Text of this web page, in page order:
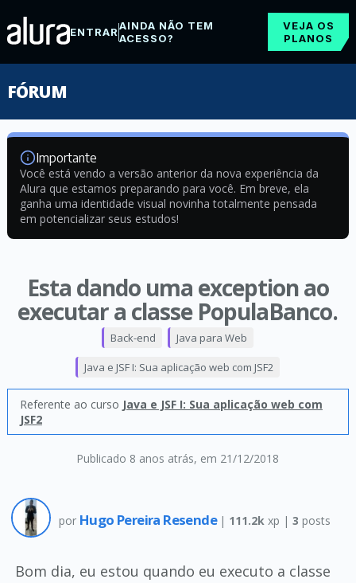
ENTRARAINDA NÃO TEM
ACESSO?
VEJA OS
PLANOS
FÓRUM
Importante
Você está vendo a versão anterior da nova experiência da
Alura que estamos preparando para você. Em breve, ela
ganha uma identidade visual novinha totalmente pensada
em potencializar seus estudos!
Esta dando uma exception ao
executar a classe PopulaBanco.
Publicado 8 anos atrás, em 21/12/2018
Back-end Java para Web
Java e JSF I: Sua aplicação web com JSF2
Referente ao curso Java e JSF I: Sua aplicação web com
JSF2
por Hugo Pereira Resende | 111.2k xp |3 posts
Bom dia, eu estou quando eu executo a classe